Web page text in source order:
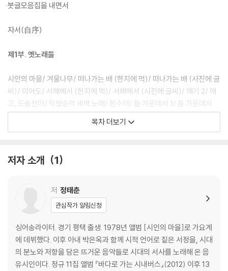
붓글모음집을 내면서
자서(自序)
제1부. 옛노래들
시인의 마을/ 겨울나무/ 떠나가는 배 (한지에 먹)/ 떠나가는 배 (사진에 글
씨)/ 이어도/ 서해에서 (한지에 먹)/ 서해에서 (사진에 글씨)/ 얘기 2/ 애
고, 도솔천아/ 탁발승의 새벽 노래/ 한수야/ 들 가운데서 1/ 들 가운데서
2/ 바람에 부푼 황포돛배/ 북한강에서 1/ 북한강에서 2/ 실향가 (한지에
먹)/ 실향가 (사진붓글)/ 한여름 밤/ 황토강으로 1/ 황토강으로 2/ 희뿌연
다 (사진붓글)/ 건너간다 (골판지에 먹)/ 5.18 (1)/ 5.18 (2)/ 5.18 (3)/
이 하 좋다길래 (초배지에 먹)/ 오토바이 김씨/ 리철진 동무에게/ 아, 대한
민국/ 외연도에서/ 아치의 노래 (초배지에 먹)/ 아치의 노래 (목판 탁본에
먹)/ 정동진 3/1/ 정동진 3/2/ 정동진 3/3/ 정동진 3/4/ 다시, 첫차를 기
다리며/ 바다로 가는 시내버스/ 저녁 숲 고래여/ 강이 그리워 1/ 강이 그리
워 2/ 섬진강 박 시인 1/ 섬진강 박 시인 2/ 섬진강 박 시인 3/ 눈먼 사내의
화원 1/ 눈먼 사내의 화원 2/ 꿈꾸는 여행자 (갱지에 먹)/ 꿈꾸는 여행자
(사진 붓글)/ 날자, 오리배/ 연남 봄날/ 붓글 이야기
목차 더보기
저자 소개 1
저 정태춘
관심작가 알림신청
싱어송라이터. 경기 평택 출생. 1978년 앨범 [시인의 마을]로 가요계
에 데뷔했다. 이후 아내 박은옥과 함께 시적 언어로 짙은 서정을, 시대
의 분노와 저항을 담은 뜨거운 음악들로 시대의 서사를 노래해 온 음
유시인이다. 정규 11집 앨범 『바다로 가는 시내버스』(2012) 이후 13